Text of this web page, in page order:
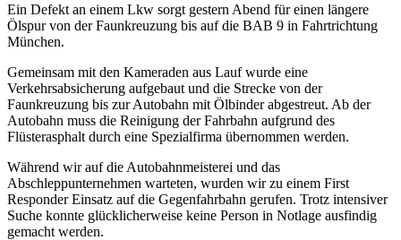
Ein Defekt an einem Lkw sorgt gestern Abend für einen längere
Ölspur von der Faunkreuzung bis auf die BAB 9 in Fahrtrichtung
München.
Gemeinsam mit den Kameraden aus Lauf wurde eine
Verkehrsabsicherung aufgebaut und die Strecke von der
Faunkreuzung bis zur Autobahn mit Ölbinder abgestreut. Ab der
Autobahn muss die Reinigung der Fahrbahn aufgrund des
Flüsterasphalt durch eine Spezialfirma übernommen werden.
Während wir auf die Autobahnmeisterei und das
Abschleppunternehmen warteten, wurden wir zu einem First
Responder Einsatz auf die Gegenfahrbahn gerufen. Trotz intensiver
Suche konnte glücklicherweise keine Person in Notlage ausfindig
gemacht werden.